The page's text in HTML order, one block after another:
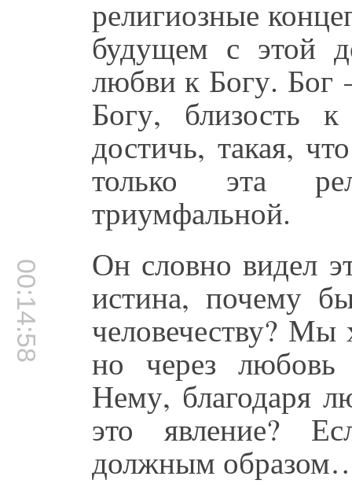
религиозные
будущем с этой
любви к Богу.
Богу, близость
достичь, такая,
только эта
триумфальной.
00:14:58 Он словно видел
истина, почему
человечеству?
но через
Нему, благодаря
это явление?
должным